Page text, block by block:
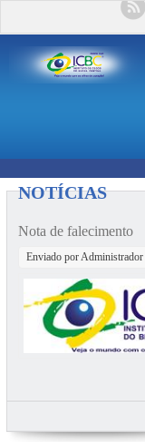
NOTÍCIAS
Nota de falecimento
Enviado porAdministrador